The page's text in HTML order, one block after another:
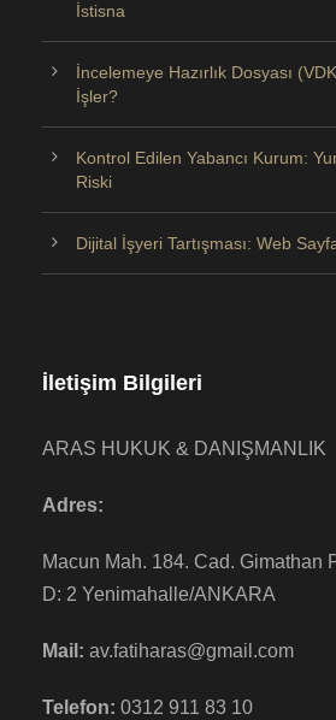
İstisna
İncelemeye Hazırlık Dosyası
İşler?
Kontrol Edilen Yabancı Kurum:
Riski
Dijital İşyeri Tartışması: Web
İletişim Bilgileri
ARAS HUKUK & DANIŞMANLIK
Adres:
Macun Mah. 184. Cad. Gimathan
D: 2 Yenimahalle/ANKARA
Mail: av.fatiharas@gmail.com
Telefon: 0312 911 83 10